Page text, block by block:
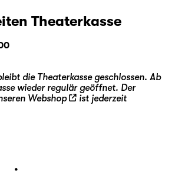
Theaterkasse
die Theaterkasse geschlossen. Ab
wieder regulär geöffnet. Der
Webshop
ist jederzeit